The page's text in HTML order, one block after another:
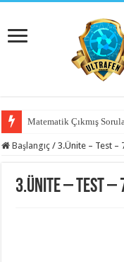
Matematik Çıkmış
Başlangıç / 3.Ünite – Test –
3.Ünite – Test –